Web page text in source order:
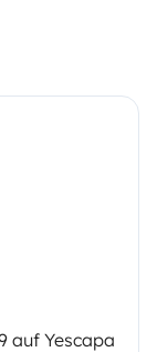
auf Yescapa